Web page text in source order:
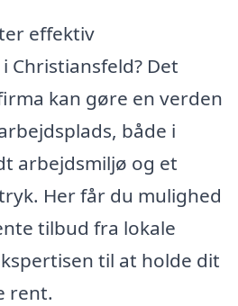
effektiv
Det
kan gøre en verden
både i
arbejdsmiljø og et
Her får du mulighed
tilbud fra lokale
til at holde dit
rent.